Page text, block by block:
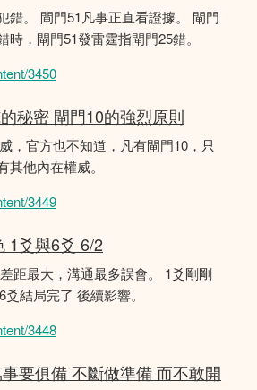
錯。 閘門51凡事正直看證據。 閘門
時，閘門51發雷霆指閘門25錯。
3450
秘密 閘門10的強烈原則
，官方也不知道，凡有閘門10，只
他內在權威。
3449
1爻與6爻 6/2
距最大，溝通最多誤會。 1爻剛剛
結局完了 後續影響。
3448
要俱備 不斷做準備 而不敢開